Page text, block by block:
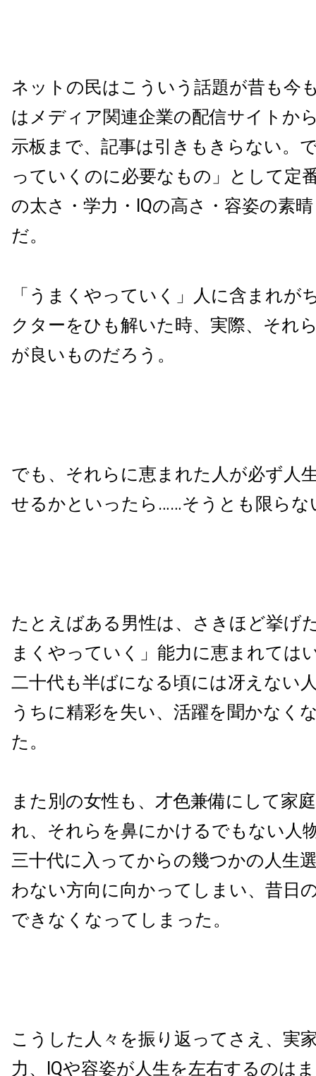
ネットの民はこういう話題が昔も今
はメディア関連企業の配信サイトか
示板まで、記事は引きもきらない。
っていくのに必要なもの」として定
の太さ・学力・IQの高さ・容姿の素
だ。
「うまくやっていく」人に含まれが
クターをひも解いた時、実際、それ
が良いものだろう。
でも、それらに恵まれた人が必ず人
せるかといったら……そうとも限らな
たとえばある男性は、さきほど挙げ
まくやっていく」能力に恵まれては
二十代も半ばになる頃には冴えない
うちに精彩を失い、活躍を聞かなく
た。
また別の女性も、才色兼備にして家
れ、それらを鼻にかけるでもない人
三十代に入ってからの幾つかの人生
わない方向に向かってしまい、昔日
できなくなってしまった。
こうした人々を振り返ってさえ、実
力、IQや容姿が人生を左右するのは